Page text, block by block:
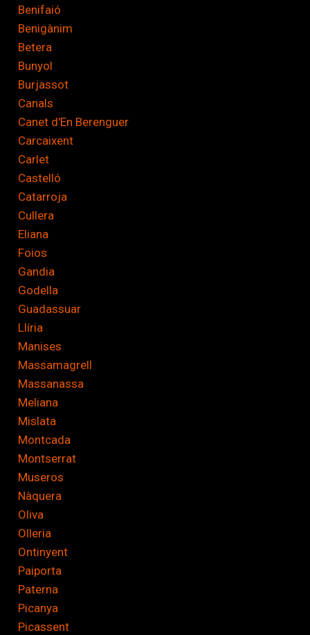
Benifaió
Benigànim
Betera
Bunyol
Burjassot
Canals
Canet d'En Berenguer
Carcaixent
Carlet
Castelló
Catarroja
Cullera
Eliana
Foios
Gandia
Godella
Guadassuar
Llíria
Manises
Massamagrell
Massanassa
Meliana
Mislata
Montcada
Montserrat
Museros
Nàquera
Oliva
Olleria
Ontinyent
Paiporta
Paterna
Picanya
Picassent